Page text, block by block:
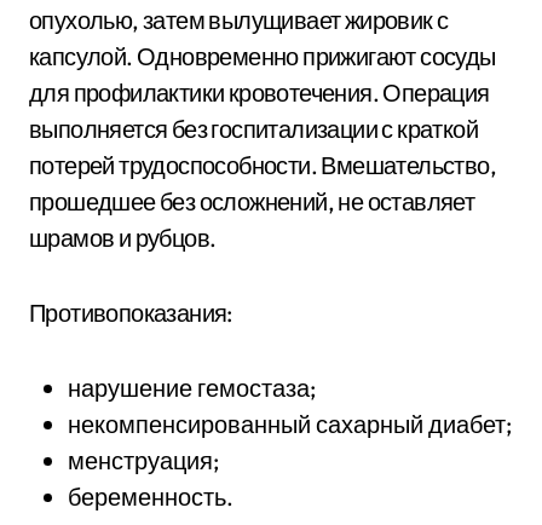
опухолью, затем вылущивает жировик с
капсулой. Одновременно прижигают сосуды
для профилактики кровотечения. Операция
выполняется без госпитализации с краткой
потерей трудоспособности. Вмешательство,
прошедшее без осложнений, не оставляет
шрамов и рубцов.
Противопоказания:
нарушение гемостаза;
некомпенсированный сахарный диабет;
менструация;
беременность.